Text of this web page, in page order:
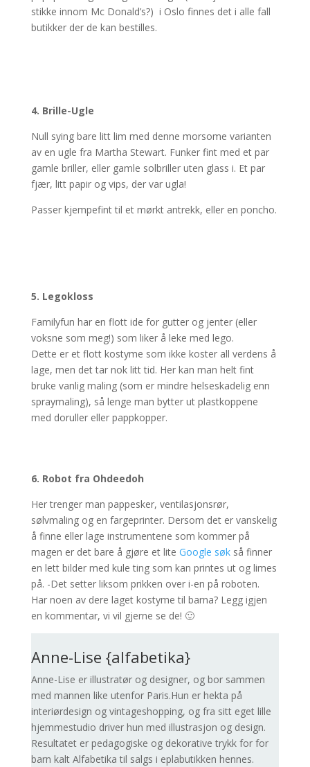
stikke innom Mc Donald’s?) i Oslo finnes det i alle fall
butikker der de kan bestilles.
4. Brille-Ugle
Null sying bare litt lim med denne morsome varianten
av en ugle fra Martha Stewart. Funker fint med et par
gamle briller, eller gamle solbriller uten glass i. Et par
fjær, litt papir og vips, der var ugla!
Passer kjempefint til et mørkt antrekk, eller en poncho.
5. Legokloss
Familyfun har en flott ide for gutter og jenter (eller
voksne som meg!) som liker å leke med lego.
Dette er et flott kostyme som ikke koster all verdens å
lage, men det tar nok litt tid. Her kan man helt fint
bruke vanlig maling (som er mindre helseskadelig enn
spraymaling), så lenge man bytter ut plastkoppene
med doruller eller pappkopper.
6. Robot fra Ohdeedoh
Her trenger man pappesker, ventilasjonsrør,
sølvmaling og en fargeprinter. Dersom det er vanskelig
å finne eller lage instrumentene som kommer på
magen er det bare å gjøre et lite Google søkså finner
en lett bilder med kule ting som kan printes ut og limes
på. -Det setter liksom prikken over i-en på roboten.
Har noen av dere laget kostyme til barna? Legg igjen
en kommentar, vi vil gjerne se de! 🙂
Anne-Lise {alfabetika}
Anne-Lise er illustratør og designer, og bor sammen
med mannen like utenfor Paris.Hun er hekta på
interiørdesign og vintageshopping, og fra sitt eget lille
hjemmestudio driver hun med illustrasjon og design.
Resultatet er pedagogiske og dekorative trykk for for
barn kalt Alfabetika til salgs i eplabutikken hennes.